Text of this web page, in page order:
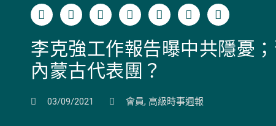
李克強工作報告曝中共隱憂
內蒙古代表團？
03/09/2021 會員, 高級時事週報